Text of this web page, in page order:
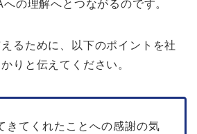
の理解へとつながるのです。
るために、以下のポイントを社
りと伝えてください。
きてくれたことへの感謝の気